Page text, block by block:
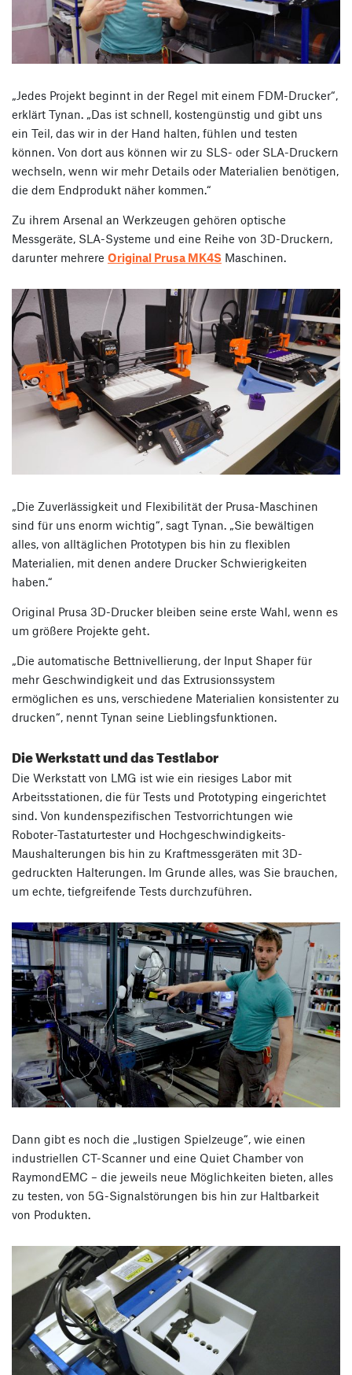
„Jedes Projekt beginnt in der Regel mit einem FDM-Drucker“,
erklärt Tynan. „Das ist schnell, kostengünstig und gibt uns
ein Teil, das wir in der Hand halten, fühlen und testen
können. Von dort aus können wir zu SLS- oder SLA-Druckern
wechseln, wenn wir mehr Details oder Materialien benötigen,
die dem Endprodukt näher kommen.“
Zu ihrem Arsenal an Werkzeugen gehören optische
Messgeräte, SLA-Systeme und eine Reihe von 3D-Druckern,
darunter mehrere Original Prusa MK4S Maschinen.
„Die Zuverlässigkeit und Flexibilität der Prusa-Maschinen
sind für uns enorm wichtig“, sagt Tynan. „Sie bewältigen
alles, von alltäglichen Prototypen bis hin zu flexiblen
Materialien, mit denen andere Drucker Schwierigkeiten
haben.“
Original Prusa 3D-Drucker bleiben seine erste Wahl, wenn es
um größere Projekte geht.
„Die automatische Bettnivellierung, der Input Shaper für
mehr Geschwindigkeit und das Extrusionssystem
ermöglichen es uns, verschiedene Materialien konsistenter zu
drucken“, nennt Tynan seine Lieblingsfunktionen.
Die Werkstatt und das Testlabor
Die Werkstatt von LMG ist wie ein riesiges Labor mit
Arbeitsstationen, die für Tests und Prototyping eingerichtet
sind. Von kundenspezifischen Testvorrichtungen wie
Roboter-Tastaturtester und Hochgeschwindigkeits-
Maushalterungen bis hin zu Kraftmessgeräten mit 3D-
gedruckten Halterungen. Im Grunde alles, was Sie brauchen,
um echte, tiefgreifende Tests durchzuführen.
Dann gibt es noch die „lustigen Spielzeuge“, wie einen
industriellen CT-Scanner und eine Quiet Chamber von
RaymondEMC – die jeweils neue Möglichkeiten bieten, alles
zu testen, von 5G-Signalstörungen bis hin zur Haltbarkeit
von Produkten.